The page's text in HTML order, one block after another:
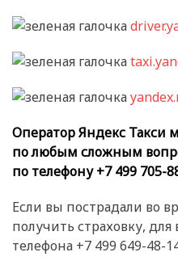
Оператор Яндекс Такси
по любым сложным
по телефону +7 499 705-
Если вы пострадали во
получить страховку,
телефона +7 499 649-48-